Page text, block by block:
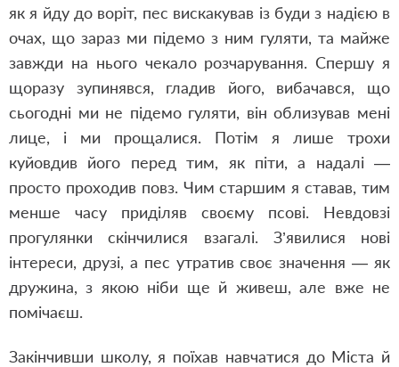
як я йду до воріт, пес вискакував із буди з надією в
очах, що зараз ми підемо з ним гуляти, та майже
завжди на нього чекало розчарування. Спершу я
щоразу зупинявся, гладив його, вибачався, що
сьогодні ми не підемо гуляти, він облизував мені
лице, і ми прощалися. Потім я лише трохи
куйовдив його перед тим, як піти, а надалі —
просто проходив повз. Чим старшим я ставав, тим
менше часу приділяв своєму псові. Невдовзі
прогулянки скінчилися взагалі. З’явилися нові
інтереси, друзі, а пес утратив своє значення — як
дружина, з якою ніби ще й живеш, але вже не
помічаєш.
Закінчивши школу, я поїхав навчатися до Міста й